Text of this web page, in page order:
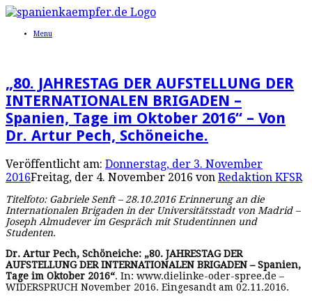
Menu
„80. JAHRESTAG DER AUFSTELLUNG DER
INTERNATIONALEN BRIGADEN –
Spanien, Tage im Oktober 2016“ – Von
Dr. Artur Pech, Schöneiche.
Veröffentlicht am: Donnerstag, der 3. November
2016Freitag, der 4. November 2016 von Redaktion KFSR
Titelfoto: Gabriele Senft– 28.10.2016 Erinnerung an die
Internationalen Brigaden in der Universitätsstadt von Madrid –
Joseph Almudever im Gespräch mit Studentinnen und
Studenten.
Dr. Artur Pech, Schöneiche: „80. JAHRESTAG DER
AUFSTELLUNG DER INTERNATIONALEN BRIGADEN – Spanien,
Tage im Oktober 2016“. In: www.dielinke-oder-spree.de –
WIDERSPRUCH November 2016. Eingesandt am 02.11.2016.